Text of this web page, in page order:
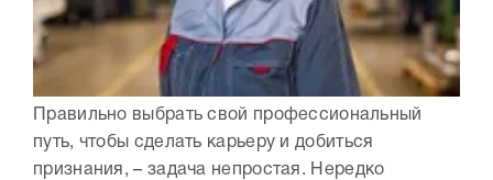
Правильно выбрать свой профессиональный
путь, чтобы сделать карьеру и добиться
признания, – задача непростая. Нередко